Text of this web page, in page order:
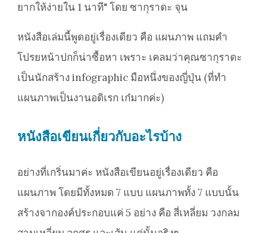
ยากให้ง่ายใน 1 นาที" โดย ซากุราดะ จุน
หนังสือเล่มนี้พูดอยู่เรื่องเดียว คือ แผนภาพ แถมคำ
โปรยหน้าปกก็น่าซื้อหา เพราะ เคลมว่าคุณซากุราดะ
เป็นนักสร้าง infographic มือหนึ่งของญี่ปุ่น (ที่ทำ
แผนภาพเป็นงานอดิเรก เก๋มากค่ะ)
หนังสือเขียนเกี่ยวกับอะไรบ้าง
อย่างที่เกริ่นมาค่ะ หนังสือเขียนอยู่เรื่องเดียว คือ
แผนภาพ โดยมีทั้งหมด 7 แบบ แผนภาพทั้ง 7 แบบนั้น
สร้างจากองค์ประกอบแค่ 5 อย่าง คือ สี่เหลี่ยม วงกลม